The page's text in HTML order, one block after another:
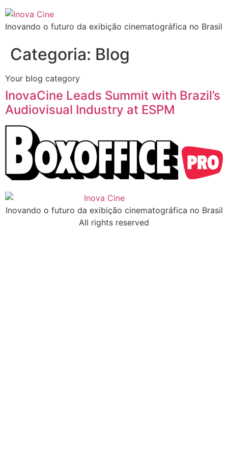
Inovando o futuro da exibição cinematográfica no Brasil
Categoria: Blog
Your blog category
InovaCine Leads Summit with Brazil’s
Audiovisual Industry at ESPM
Inovando o futuro da exibição cinematográfica no Brasil
All rights reserved